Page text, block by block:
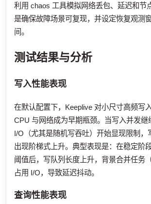
利用 chaos 工具模拟网络丢包、延迟和节
是确保故障场景可复现，并设定恢复观测
间。
测试结果与分析
写入性能表现
在默认配置下，Keeplive 对小尺寸高频写
CPU 与网络成为早期瓶颈。当写入并发继
I/O（尤其是随机写吞吐）开始显现限制，
出现阶梯式上升。典型表现是：在稳定阶
阈值后，写队列长度上升，背景合并任务
占用 I/O，导致延迟抖动。
查询性能表现